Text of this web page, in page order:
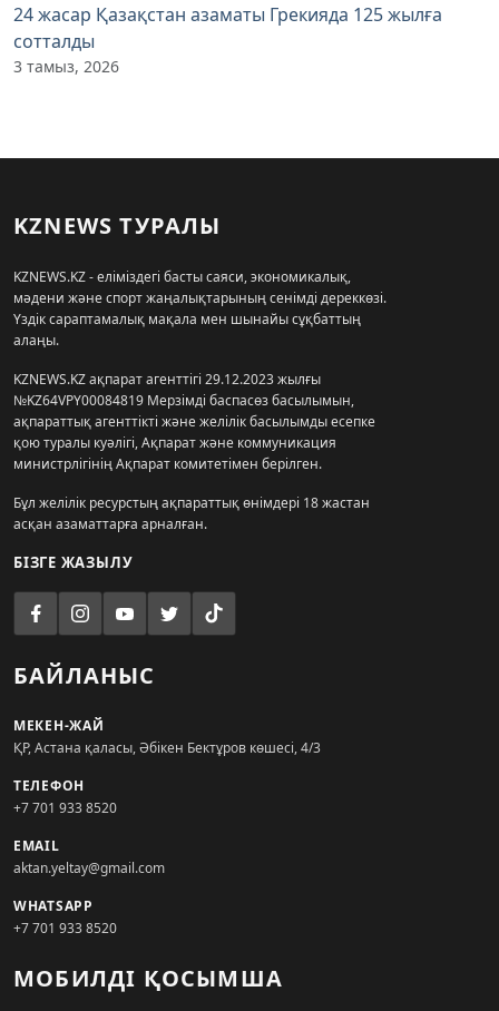
24 жасар Қазақстан азаматы Грекияда 125 жылға
сотталды
3 тамыз, 2026
KZNEWS ТУРАЛЫ
KZNEWS.KZ - еліміздегі басты саяси, экономикалық,
мәдени және спорт жаңалықтарының сенімді дереккөзі.
Үздік сараптамалық мақала мен шынайы сұқбаттың
алаңы.
KZNEWS.KZ ақпарат агенттігі 29.12.2023 жылғы
№KZ64VPY00084819 Мерзімді баспасөз басылымын,
ақпараттық агенттікті және желілік басылымды есепке
қою туралы куәлігі, Ақпарат және коммуникация
министрлігінің Ақпарат комитетімен берілген.
Бұл желілік ресурстың ақпараттық өнімдері 18 жастан
асқан азаматтарға арналған.
БІЗГЕ ЖАЗЫЛУ
БАЙЛАНЫС
МЕКЕН-ЖАЙ
ҚР, Астана қаласы, Әбікен Бектұров көшесі, 4/3
ТЕЛЕФОН
+7 701 933 8520
EMAIL
aktan.yeltay@gmail.com
WHATSAPP
+7 701 933 8520
МОБИЛДІ ҚОСЫМША